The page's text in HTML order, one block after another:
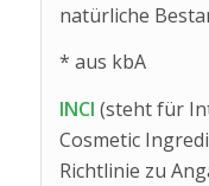
natürliche
* aus kbA
INCI (steht für
Cosmetic
Richtlinie zu